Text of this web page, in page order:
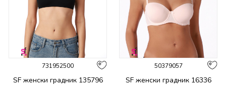
731952500
SF женски градник 135796
50379057
SF женски градник 16336